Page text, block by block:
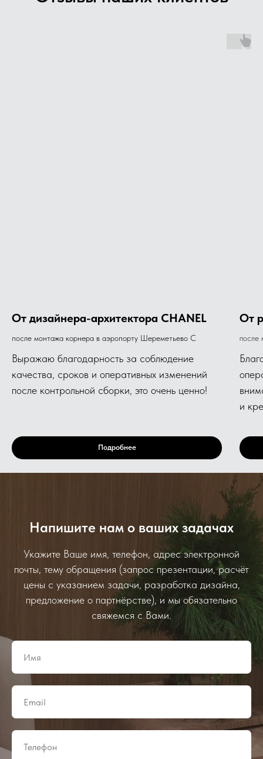
От дизайнера-архитектора CHANEL
после монтажа корнера в аэропорту Шереметьево С
Выражаю благодарность за соблюдение
качества, сроков и оперативных изменений
после контрольной сборки, это очень ценно!
Подробнее
От
после
и
Напишите нам о ваших задачах
Укажите Ваше имя, телефон, адрес электронной
почты, тему обращения (запрос презентации, расчёт
цены с указанием задачи, разработка дизайна,
предложение о партнёрстве), и мы обязательно
свяжемся с Вами.